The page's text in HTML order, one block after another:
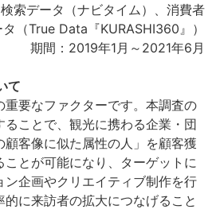
索データ（ナビタイム）、消費者
タ（True Data『KURASHI360』）
期間：2019年1月～2021年6月
て
要なファクターです。本調査の
ことで、観光に携わる企業・団
客像に似た属性の人」を顧客獲
とが可能になり、ターゲットに
ン企画やクリエイティブ制作を行
的に来訪者の拡大につなげること